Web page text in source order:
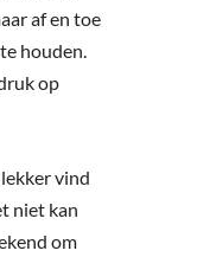
af en toe
houden.
op
vind
niet kan
om